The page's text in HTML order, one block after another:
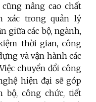
nâng cao chất
xác trong quản lý
giữa các bộ, ngành,
thời gian, công
và vận hành các
chuyển đổi công
hiện đại sẽ góp
bộ, công chức, tiết